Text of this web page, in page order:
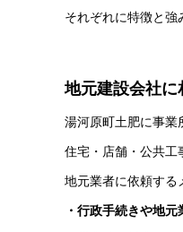
それぞれに特徴と強
地元建設会社
湯河原町土肥に事業
住宅・店舗・公共工
地元業者に依頼する
・行政手続きや地